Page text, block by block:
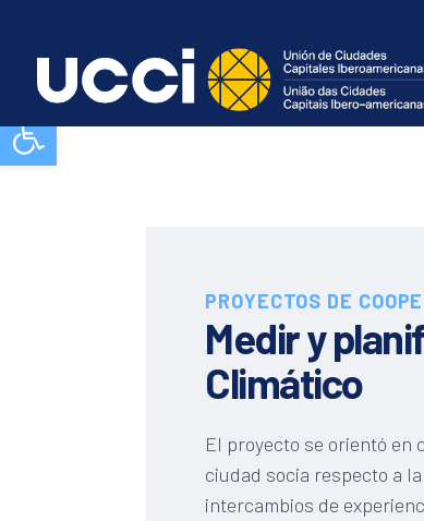
Abrir barra de herramientas
PROYECTOS DE
Medir y
Climático
El proyecto se orientó en
ciudad socia respecto a
intercambios de